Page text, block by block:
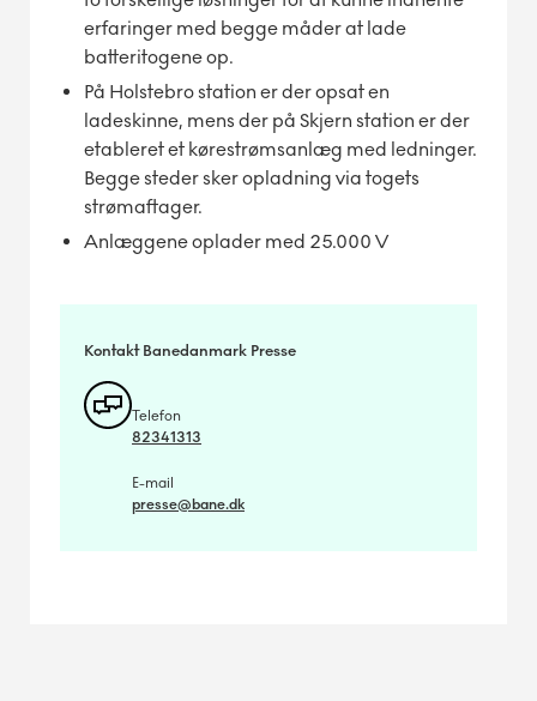
erfaringer med begge måder at lade
batteritogene op.
På Holstebro station er der opsat en
ladeskinne, mens der på Skjern station er der
etableret et kørestrømsanlæg med ledninger.
Begge steder sker opladning via togets
strømaftager.
Anlæggene oplader med 25.000 V
Kontakt Banedanmark Presse
Telefon
82341313
E-mail
presse@bane.dk